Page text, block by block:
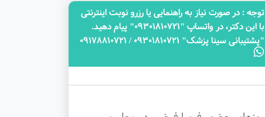
توجه‌ : در صورت نیاز به راهنمایی یا رزرو نوبت اینترنتی
با این دکتر، در واتساپ "09301810721" پیام دهید.
"پشتیبانی سینا پزشک" 09301810721 / 09178810721